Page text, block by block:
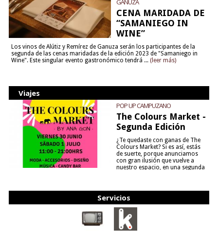
GANUZA
CENA MARIDADA DE
“SAMANIEGO IN
WINE”
Los vinos de Alútiz y Remírez de Ganuza serán los participantes de la
segunda de las cenas maridadas de la edición 2023 de "Samaniego in
Wine". Este singular evento gastronómico tendrá ... (leer más)
Viajes
POP UP CAMPUZANO
The Colours Market -
Segunda Edición
¿Te quedaste con ganas de The
Colours Market? Si es así, estás
de suerte, porque anunciamos
con gran ilusión que vuelve a
nuestro espacio, en una segunda
Servicios